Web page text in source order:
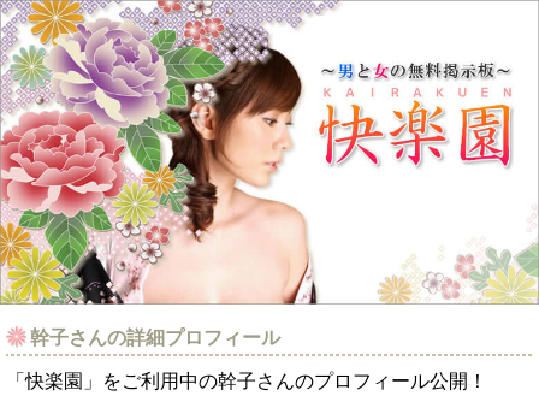
幹子さんの詳細プロフィール
「快楽園」をご利用中の幹子さんのプロフィール公開！